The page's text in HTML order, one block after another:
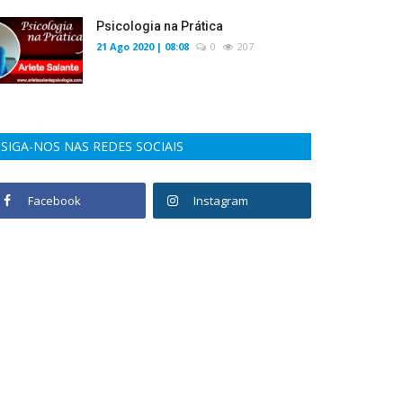
Psicologia na Prática
21 Ago 2020 | 08:08 0 207
SIGA-NOS NAS REDES SOCIAIS
Facebook Instagram